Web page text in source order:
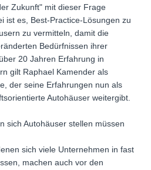
Zukunft" mit dieser Frage
ist es, Best-Practice-Lösungen zu
zu vermitteln, damit die
Bedürfnissen ihrer
20 Jahren Erfahrung in
gilt Raphael Kamender als
der seine Erfahrungen nun als
Autohäuser weitergibt.
sich Autohäuser stellen müssen
sich viele Unternehmen in fast
machen auch vor den